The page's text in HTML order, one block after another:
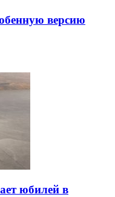
версию
юбилей в